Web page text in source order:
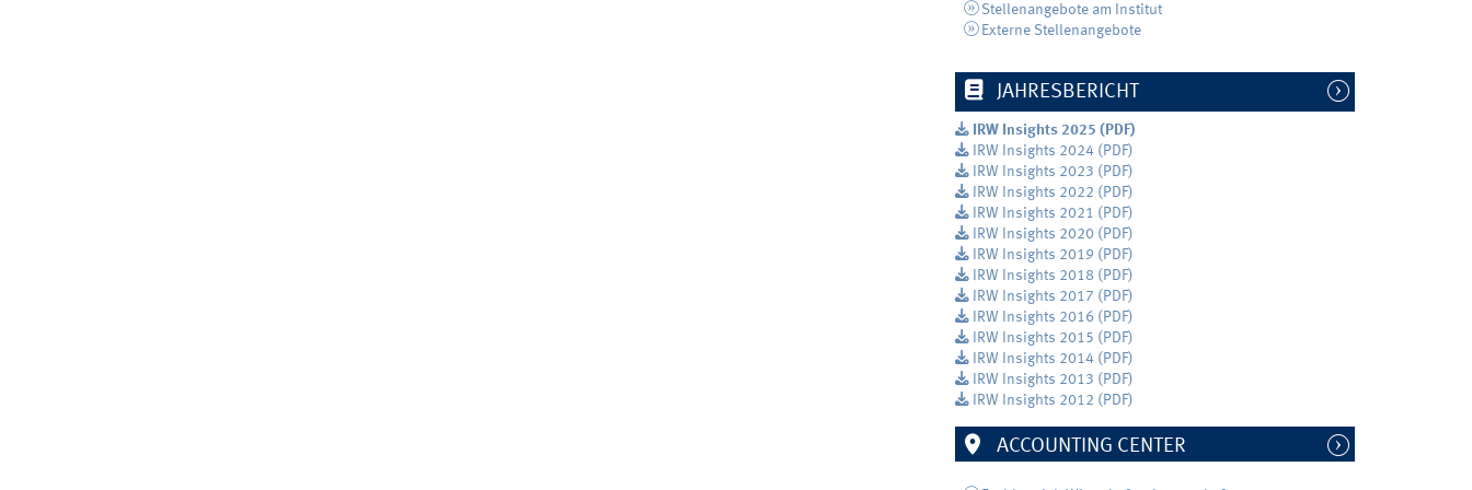
Stellenangebote am Institut
Externe Stellenangebote
JAHRESBERICHT
IRW Insights 2025 (PDF)
IRW Insights 2024 (PDF)
IRW Insights 2023 (PDF)
IRW Insights 2022 (PDF)
IRW Insights 2021 (PDF)
IRW Insights 2020 (PDF)
IRW Insights 2019 (PDF)
IRW Insights 2018 (PDF)
IRW Insights 2017 (PDF)
IRW Insights 2016 (PDF)
IRW Insights 2015 (PDF)
IRW Insights 2014 (PDF)
IRW Insights 2013 (PDF)
IRW Insights 2012 (PDF)
ACCOUNTING CENTER